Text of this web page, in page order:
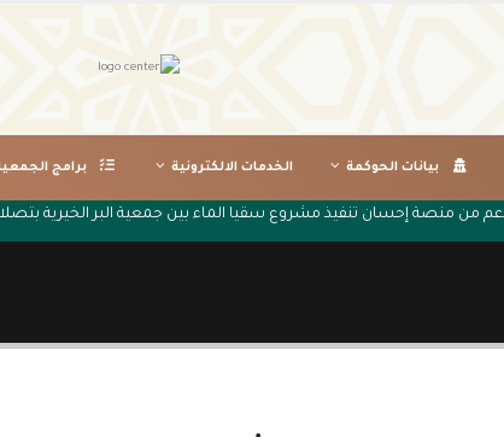
بيانات الحوكمة الخدمات الالكترونية برامج
بدعم من منصة إحسان تنفيذ مشروع سقيا الماء بين جمعية البر الخيرية